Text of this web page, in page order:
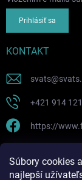
Súbory cookies
najlepší
Prihlásiť sa
KONTAKT
svats@
+421 914
https://
PRIJÍMAME